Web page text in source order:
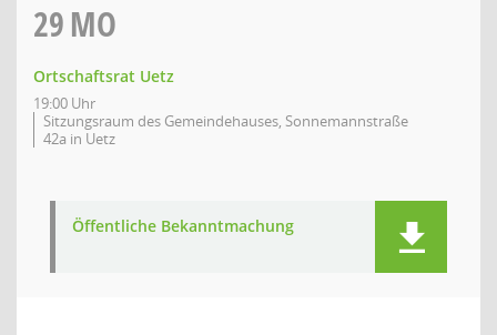
29MO
Ortschaftsrat Uetz
19:00 Uhr
Sitzungsraum des Gemeindehauses, Sonnemannstraße
42a in Uetz
Öffentliche Bekanntmachung